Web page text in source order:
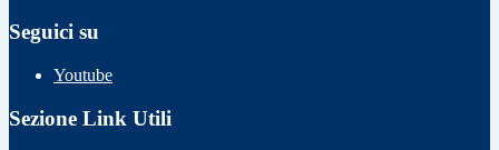
Seguici su
Youtube
Sezione Link Utili